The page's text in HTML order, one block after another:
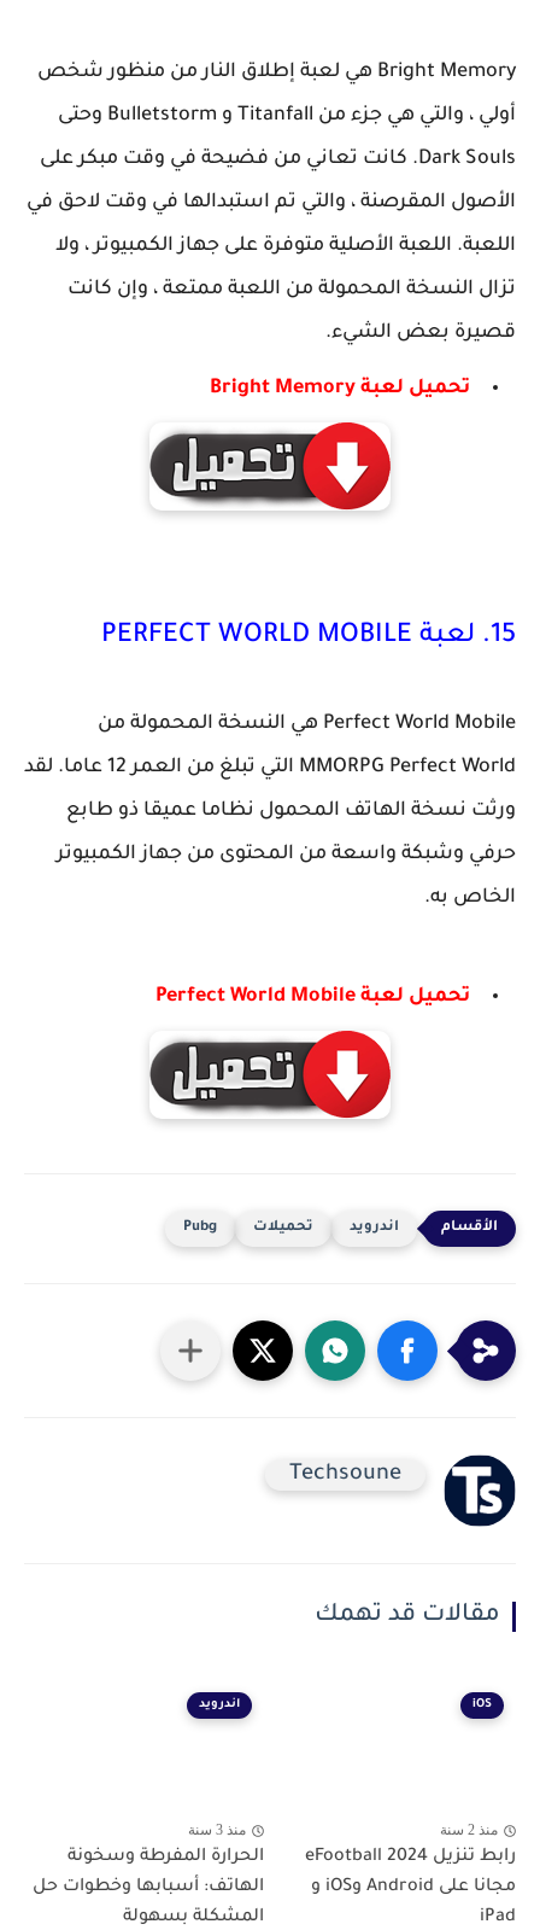
Bright Memory هي لعبة إطلاق النار من منظور شخص
أولي ، والتي هي جزء من Titanfall و Bulletstorm وحتى
Dark Souls. كانت تعاني من فضيحة في وقت مبكر على
الأصول المقرصنة ، والتي تم استبدالها في وقت لاحق في
اللعبة. اللعبة الأصلية متوفرة على جهاز الكمبيوتر ، ولا
تزال النسخة المحمولة من اللعبة ممتعة ، وإن كانت
قصيرة بعض الشيء.
تحميل لعبة Bright Memory
15. لعبة PERFECT WORLD MOBILE
Perfect World Mobile هي النسخة المحمولة من
MMORPG Perfect World التي تبلغ من العمر 12 عاما. لقد
ورثت نسخة الهاتف المحمول نظاما عميقا ذو طابع
حرفي وشبكة واسعة من المحتوى من جهاز الكمبيوتر
الخاص به.
تحميل لعبة Perfect World Mobile
اندرويد تحميلات Pubg
Techsoune
مقالات قد تهمك
iOS
منذ 2 سنة
رابط تنزيل eFootball 2024
مجانا على Android وiOS و
iPad
اندرويد
منذ 3 سنة
الحرارة المفرطة وسخونة
الهاتف: أسبابها وخطوات حل
المشكلة بسهولة